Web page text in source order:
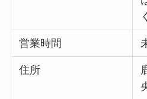
営業時間
住所